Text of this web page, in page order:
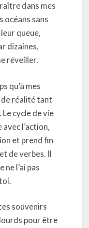
dans mes
océans sans
queue,
dizaines,
réveiller.
qu’à mes
de réalité tant
Le cycle de vie
l’action,
et prend fin
de verbes. Il
ne l’ai pas
souvenirs
pour être